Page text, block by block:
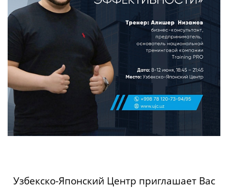
Узбекско-Японский Центр приглашает Вас